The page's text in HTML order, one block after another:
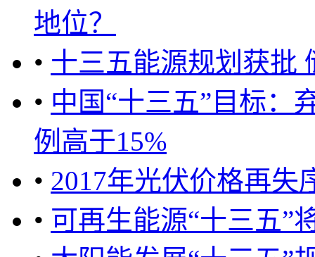
地位？
• 十三五能源规划获批
• 中国“十三五”目标：
例高于15%
• 2017年光伏价格再失
• 可再生能源“十三五”